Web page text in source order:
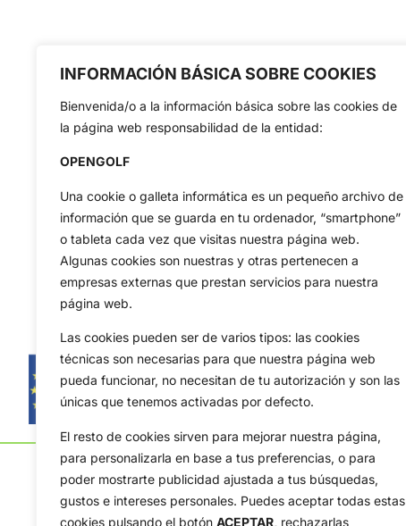
INFORMACIÓN BÁSICA SOBRE COOKIES
Bienvenida/o a la información básica sobre las cookies de
la página web responsabilidad de la entidad:
OPENGOLF
Una cookie o galleta informática es un pequeño archivo de
información que se guarda en tu ordenador, “smartphone”
o tableta cada vez que visitas nuestra página web.
Algunas cookies son nuestras y otras pertenecen a
empresas externas que prestan servicios para nuestra
página web.
Las cookies pueden ser de varios tipos: las cookies
técnicas son necesarias para que nuestra página web
pueda funcionar, no necesitan de tu autorización y son las
únicas que tenemos activadas por defecto.
El resto de cookies sirven para mejorar nuestra página,
para personalizarla en base a tus preferencias, o para
poder mostrarte publicidad ajustada a tus búsquedas,
gustos e intereses personales. Puedes aceptar todas estas
cookies pulsando el botón ACEPTAR, rechazarlas